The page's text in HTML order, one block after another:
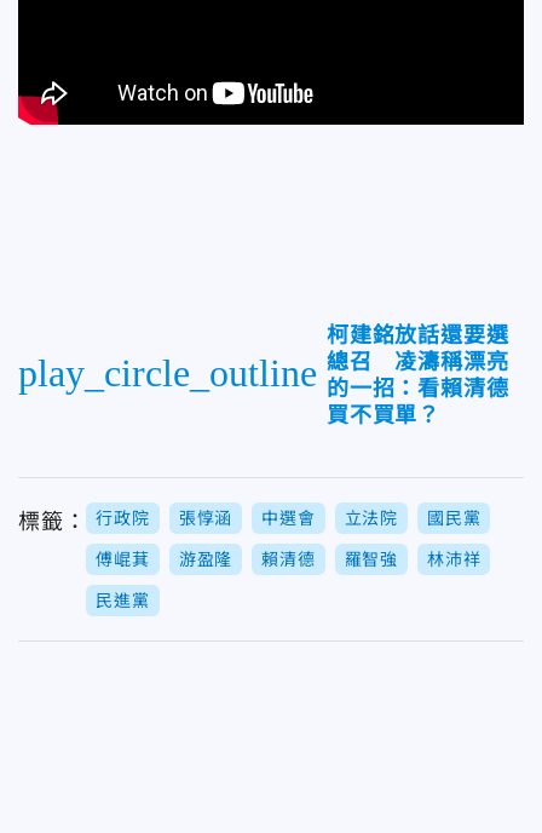
play_circle_outline
柯建銘放話還要選
總召 凌濤稱漂亮
的一招：看賴清德
買不買單？
標籤： 行政院 張惇涵 中選會 立法院 國民黨
傅崐萁 游盈隆 賴清德 羅智強 林沛祥
民進黨